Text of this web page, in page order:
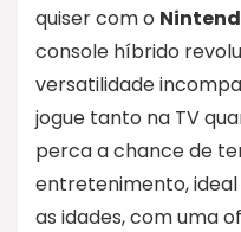
quiser com o
console híbrido
versatilidade
jogue tanto na TV
perca a chance de
entretenimento,
as idades, com uma